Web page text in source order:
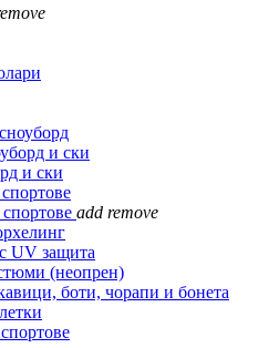
и ски
и ски
add remove
UV защита
(неопрен)
боти, чорапи и бонета